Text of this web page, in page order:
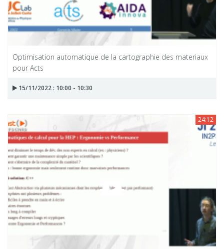
Optimisation automatique de la cartographie des materiaux
pour Acts
15/11/2022 : 10:00 - 10:30
24:12